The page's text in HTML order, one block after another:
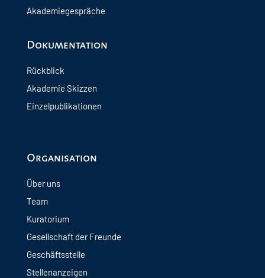
Akademiegespräche
Dokumentation
Rückblick
Akademie Skizzen
Einzelpublikationen
Organisation
Über uns
Team
Kuratorium
Gesellschaft der Freunde
Geschäftsstelle
Stellenanzeigen